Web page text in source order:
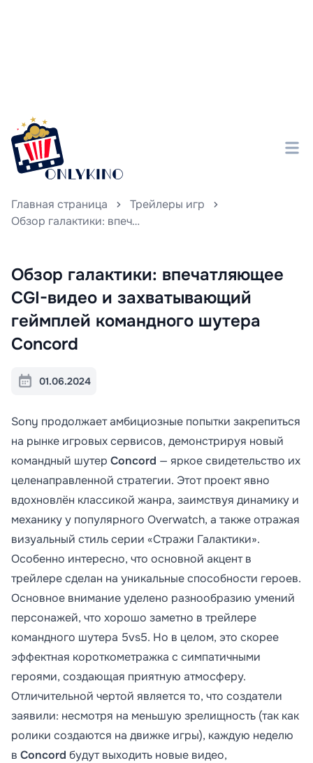
Главная страница
Трейлеры игр
Обзор галактики: впечатляющее CGI-видео и захватывающий геймплей командного шутера Concord
Обзор галактики: впечатляющее
CGI-видео и захватывающий
геймплей командного шутера
Concord
01.06.2024
Sony продолжает амбициозные попытки закрепиться
на рынке игровых сервисов, демонстрируя новый
командный шутер Concord — яркое свидетельство их
целенаправленной стратегии. Этот проект явно
вдохновлён классикой жанра, заимствуя динамику и
механику у популярного Overwatch, а также отражая
визуальный стиль серии «Стражи Галактики».
Особенно интересно, что основной акцент в
трейлере сделан на уникальные способности героев.
Основное внимание уделено разнообразию умений
персонажей, что хорошо заметно в трейлере
командного шутера 5vs5. Но в целом, это скорее
эффектная короткометражка с симпатичными
героями, создающая приятную атмосферу.
Отличительной чертой является то, что создатели
заявили: несмотря на меньшую зрелищность (так как
ролики создаются на движке игры), каждую неделю
в Concord будут выходить новые видео,